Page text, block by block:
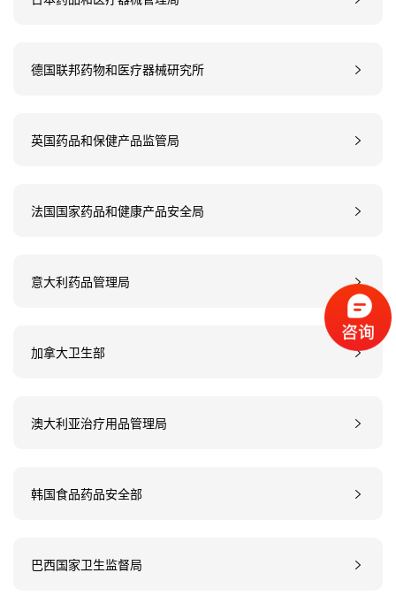
德国联邦药物和医疗器械研究所
英国药品和保健产品监管局
法国国家药品和健康产品安全局
意大利药品管理局
加拿大卫生部
澳大利亚治疗用品管理局
韩国食品药品安全部
巴西国家卫生监督局